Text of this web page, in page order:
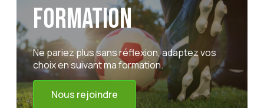
formation
Ne pariez plus sans réflexion, adaptez vos
choix en suivant ma formation.
Nous rejoindre